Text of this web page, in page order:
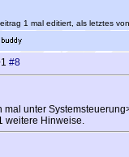
1 mal editiert, als letztes
#8
mal unter
weitere Hinweise.